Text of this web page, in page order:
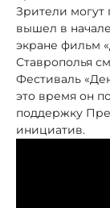
Зрители могут
вышел в
экране фильм
Ставрополья
Фестиваль
это время он
поддержку
инициатив.